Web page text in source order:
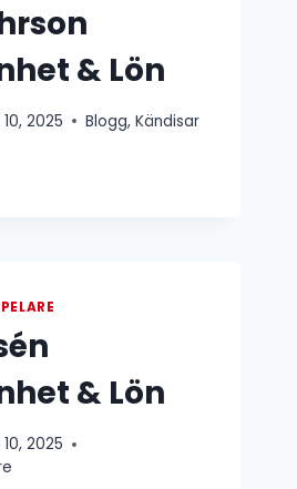
& Lön
2025 Blogg, Kändisar
& Lön
2025